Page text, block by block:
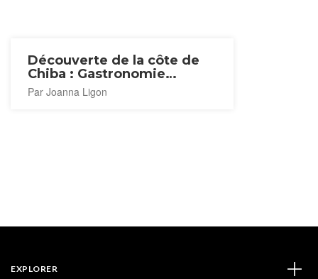
Découverte de la côte de
Chiba : Gastronomie
maritime et paysages
côtiers
Par Joanna Ligon
EXPLORER